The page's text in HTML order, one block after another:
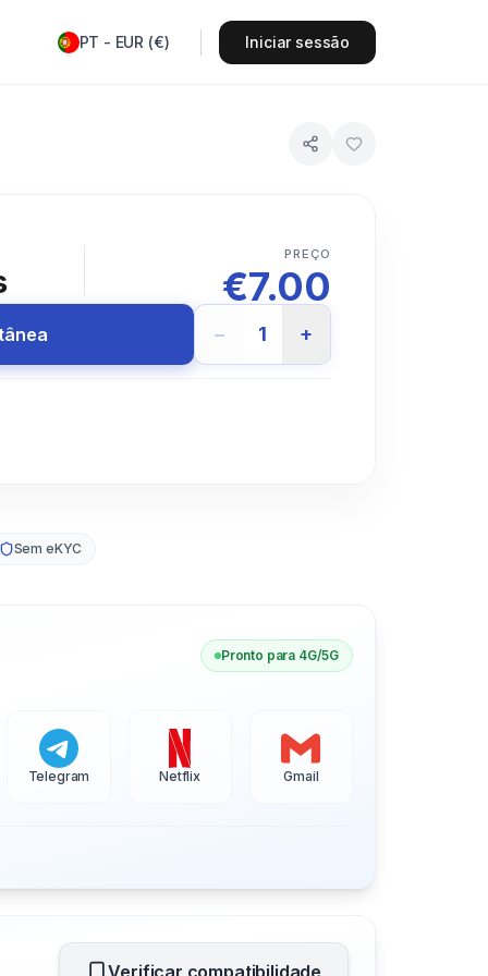
PT - EUR (€) Iniciar sessão
PREÇO
€7.00
− 1 +
Sem eKYC
Pronto para 4G/5G
Telegram Netflix Gmail